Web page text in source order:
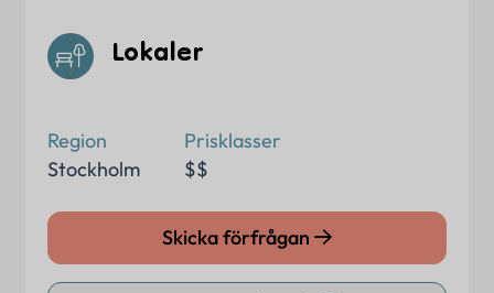
Lokaler
Skicka förfrågan
Region
Stockholm
Prisklasser
$$